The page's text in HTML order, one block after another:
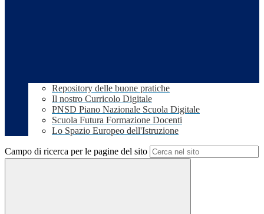
Repository delle buone pratiche
Il nostro Curricolo Digitale
PNSD Piano Nazionale Scuola Digitale
Scuola Futura Formazione Docenti
Lo Spazio Europeo dell'Istruzione
Campo di ricerca per le pagine del sito